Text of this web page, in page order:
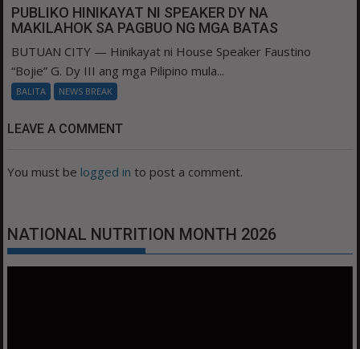
PUBLIKO HINIKAYAT NI SPEAKER DY NA
MAKILAHOK SA PAGBUO NG MGA BATAS
BUTUAN CITY — Hinikayat ni House Speaker Faustino
“Bojie” G. Dy III ang mga Pilipino mula...
BALITA NEWS BREAK
LEAVE A COMMENT
You must be logged in to post a comment.
NATIONAL NUTRITION MONTH 2026